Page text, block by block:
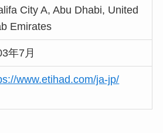
City A, Abu Dhabi, United
Emirates
年7月
www.etihad.com/ja-jp/